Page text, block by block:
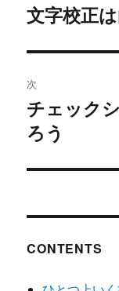
稿
ビ
ゲ
ー
シ
ン
前
投
稿:
文字校正
次
次
の
稿:
チェック
ろう
CONTENTS